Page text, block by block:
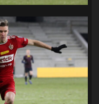
ŚLĄSK WROCŁAW(29)